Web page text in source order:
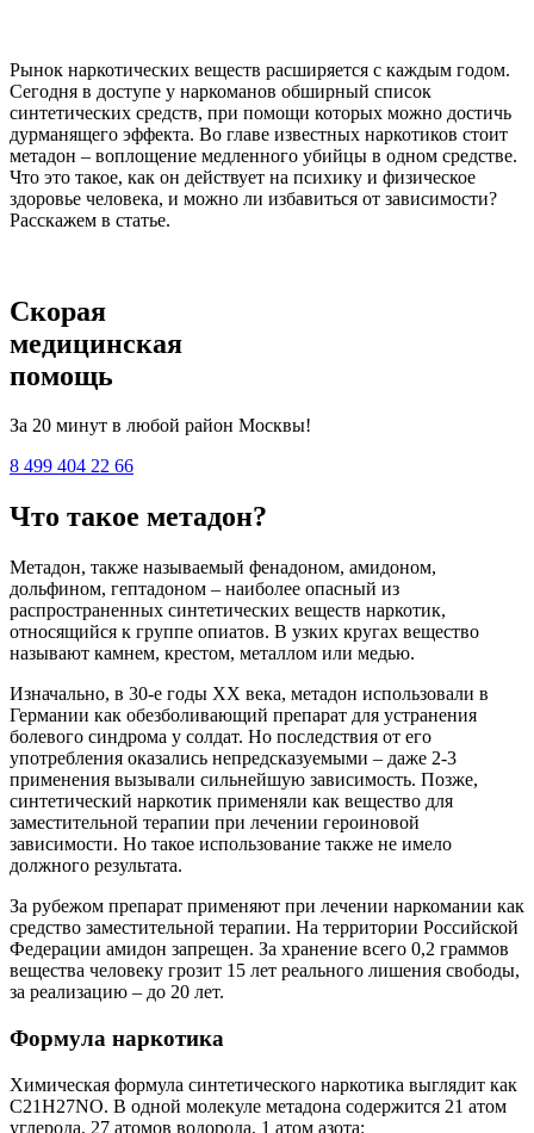
Рынок наркотических веществ расширяется с каждым годом.
Сегодня в доступе у наркоманов обширный список
синтетических средств, при помощи которых можно достичь
дурманящего эффекта. Во главе известных наркотиков стоит
метадон – воплощение медленного убийцы в одном средстве.
Что это такое, как он действует на психику и физическое
здоровье человека, и можно ли избавиться от зависимости?
Расскажем в статье.
Скорая
медицинская
помощь
За 20 минут в любой район Москвы!
8 499 404 22 66
Что такое метадон?
Метадон, также называемый фенадоном, амидоном,
дольфином, гептадоном – наиболее опасный из
распространенных синтетических веществ наркотик,
относящийся к группе опиатов. В узких кругах вещество
называют камнем, крестом, металлом или медью.
Изначально, в 30-е годы XX века, метадон использовали в
Германии как обезболивающий препарат для устранения
болевого синдрома у солдат. Но последствия от его
употребления оказались непредсказуемыми – даже 2-3
применения вызывали сильнейшую зависимость. Позже,
синтетический наркотик применяли как вещество для
заместительной терапии при лечении героиновой
зависимости. Но такое использование также не имело
должного результата.
За рубежом препарат применяют при лечении наркомании как
средство заместительной терапии. На территории Российской
Федерации амидон запрещен. За хранение всего 0,2 граммов
вещества человеку грозит 15 лет реального лишения свободы,
за реализацию – до 20 лет.
Формула наркотика
Химическая формула синтетического наркотика выглядит как
C21H27NO. В одной молекуле метадона содержится 21 атом
углерода, 27 атомов водорода, 1 атом азота: